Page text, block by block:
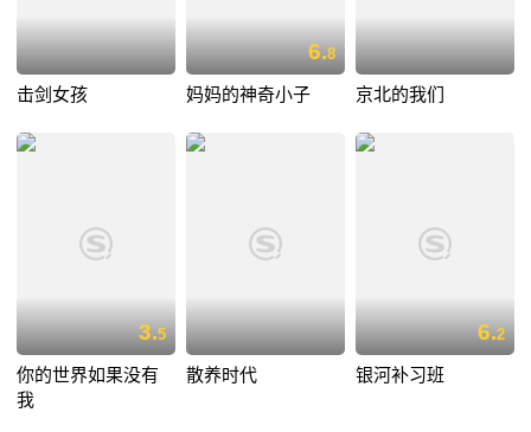
击剑女孩
6.8
妈妈的神奇小子 京北的我们
3.5
你的世界如果没有
我
散养时代
6.2
银河补习班